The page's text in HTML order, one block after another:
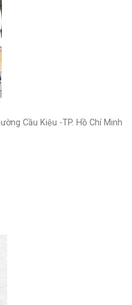
Cầu Kiệu -TP. Hồ Chí Minh